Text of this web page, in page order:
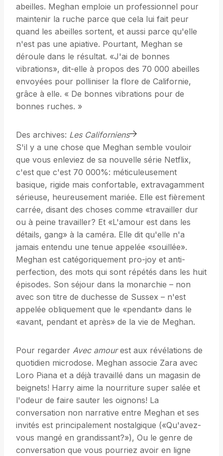
abeilles. Meghan emploie un professionnel pour
maintenir la ruche parce que cela lui fait peur
quand les abeilles sortent, et aussi parce qu'elle
n'est pas une apiative. Pourtant, Meghan se
déroule dans le résultat. «J'ai de bonnes
vibrations», dit-elle à propos des 70 000 abeilles
envoyées pour polliniser la flore de Californie,
grâce à elle. « De bonnes vibrations pour de
bonnes ruches. »
Des archives: Les Californiens
S'il y a une chose que Meghan semble vouloir
que vous enleviez de sa nouvelle série Netflix,
c'est que c'est 70 000%: méticuleusement
basique, rigide mais confortable, extravagamment
sérieuse, heureusement mariée. Elle est fièrement
carrée, disant des choses comme «travailler dur
ou à peine travailler? Et «L'amour est dans les
détails, gang» à la caméra. Elle dit qu'elle n'a
jamais entendu une tenue appelée «souillée».
Meghan est catégoriquement pro-joy et anti-
perfection, des mots qui sont répétés dans les huit
épisodes. Son séjour dans la monarchie – non
avec son titre de duchesse de Sussex – n'est
appelée obliquement que le «pendant» dans le
«avant, pendant et après» de la vie de Meghan.
Pour regarder Avec amourest aux révélations de
quotidien microdose. Meghan associe Zara avec
Loro Piana et a déjà travaillé dans un magasin de
beignets! Harry aime la nourriture super salée et
l'odeur de faire sauter les oignons! La
conversation non narrative entre Meghan et ses
invités est principalement nostalgique («Qu'avez-
vous mangé en grandissant?»), Ou le genre de
conversation que vous pourriez avoir en ligne